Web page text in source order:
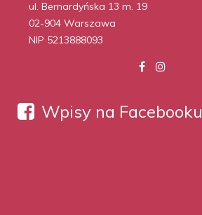
ul. Bernardyńska 13 m. 19
02-904 Warszawa
NIP 5213888093
Wpisy na Facebooku